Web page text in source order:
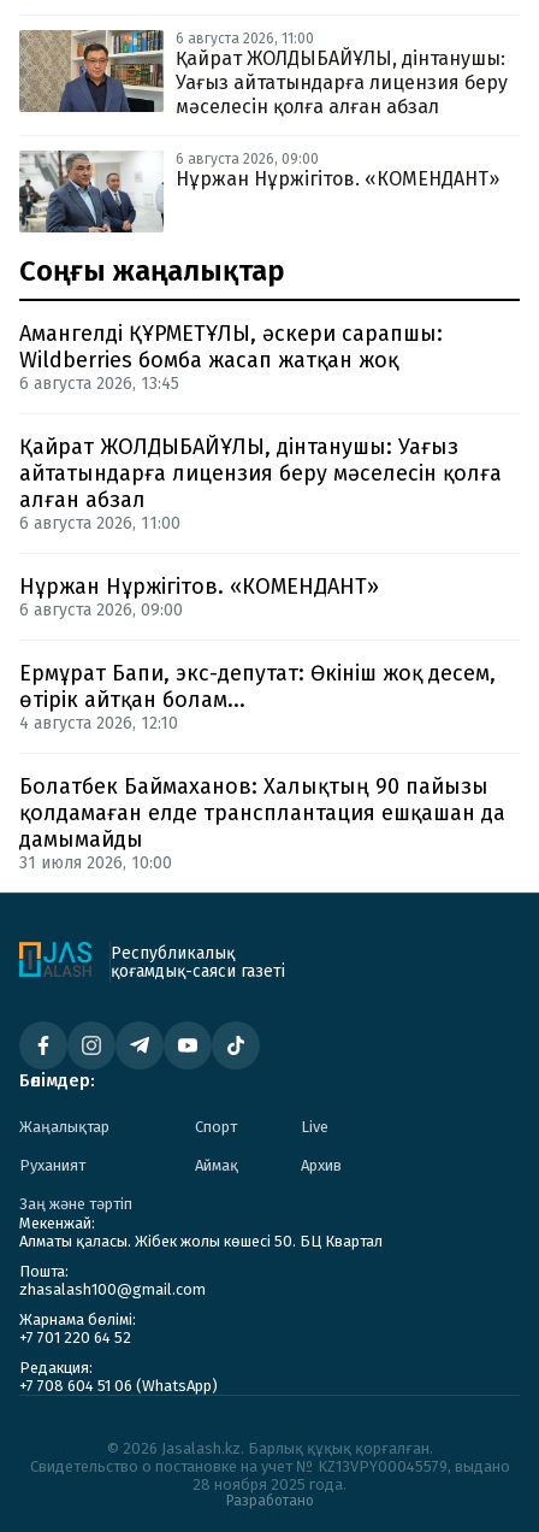
6 августа 2026, 11:00
Қайрат ЖОЛДЫБАЙҰЛЫ, дінтанушы:
Уағыз айтатындарға лицензия беру
мәселесін қолға алған абзал
6 августа 2026, 09:00
Нұржан Нұржігітов. «КОМЕНДАНТ»
Соңғы жаңалықтар
Амангелді ҚҰРМЕТҰЛЫ, әскери сарапшы:
Wildberries бомба жасап жатқан жоқ
6 августа 2026, 13:45
Қайрат ЖОЛДЫБАЙҰЛЫ, дінтанушы: Уағыз
айтатындарға лицензия беру мәселесін қолға
алған абзал
6 августа 2026, 11:00
Нұржан Нұржігітов. «КОМЕНДАНТ»
6 августа 2026, 09:00
Ермұрат Бапи, экс-депутат: Өкініш жоқ десем,
өтірік айтқан болам...
4 августа 2026, 12:10
Болатбек Баймаханов: Халықтың 90 пайызы
қолдамаған елде трансплантация ешқашан да
дамымайды
31 июля 2026, 10:00
Республикалық
қоғамдық-саяси газеті
Бөлімдер:
Жаңалықтар Спорт Live
Руханият Аймақ Архив
Заң және тәртіп
Мекенжай:
Алматы қаласы. Жібек жолы көшесі 50. БЦ Квартал
Пошта:
zhasalash100@gmail.com
Жарнама бөлімі:
+7 701 220 64 52
Редакция:
+7 708 604 51 06 (WhatsApp)
© 2026 Jasalash.kz. Барлық құқық қорғалған.
Cвидетельство о постановке на учет № KZ13VPY00045579, выдано
28 ноября 2025 года.
Разработано